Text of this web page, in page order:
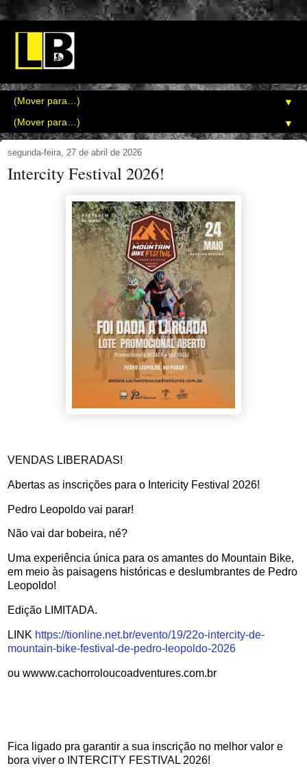
▼
▼
segunda-feira, 27 de abril de 2026
Intercity Festival 2026!
VENDAS LIBERADAS!
Abertas as inscrições para o Intericity Festival 2026!
Pedro Leopoldo vai parar!
Não vai dar bobeira, né?
Uma experiência única para os amantes do Mountain Bike,
em meio às paisagens históricas e deslumbrantes de Pedro
Leopoldo!
Edição LIMITADA.
LINK https://tionline.net.br/evento/19/22o-intercity-de-
mountain-bike-festival-de-pedro-leopoldo-2026
ou wwww.cachorroloucoadventures.com.br
Fica ligado pra garantir a sua inscrição no melhor valor e
bora viver o INTERCITY FESTIVAL 2026!